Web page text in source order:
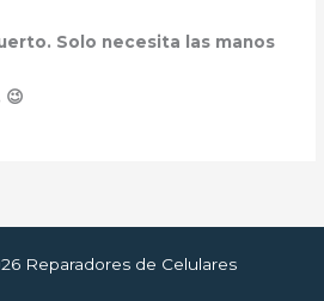
Solo necesita las manos
Reparadores de Celulares